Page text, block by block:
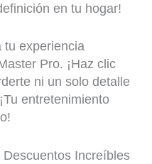
en tu hogar!
tu experiencia
Pro. ¡Haz clic
ni un solo detalle
entretenimiento
Descuentos Increíbles